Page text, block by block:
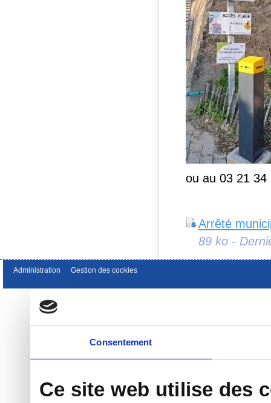
Consentement
Ce site web utilise des
ou au 03 21 34
Arrêté
89 ko -
Administration Gestion des cookies